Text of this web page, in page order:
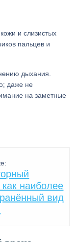
и слизистых
пальцев и
дыхания.
даже не
на заметные
как наиболее
вид